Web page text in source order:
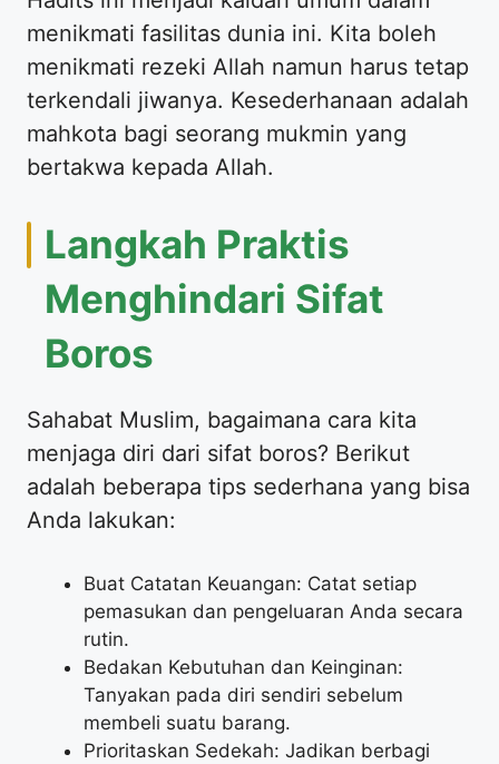
menikmati fasilitas dunia ini. Kita boleh
menikmati rezeki Allah namun harus tetap
terkendali jiwanya. Kesederhanaan adalah
mahkota bagi seorang mukmin yang
bertakwa kepada Allah.
Langkah Praktis
Menghindari Sifat
Boros
Sahabat Muslim, bagaimana cara kita
menjaga diri dari sifat boros? Berikut
adalah beberapa tips sederhana yang bisa
Anda lakukan:
Buat Catatan Keuangan: Catat setiap
pemasukan dan pengeluaran Anda secara
rutin.
Bedakan Kebutuhan dan Keinginan:
Tanyakan pada diri sendiri sebelum
membeli suatu barang.
Prioritaskan Sedekah: Jadikan berbagi